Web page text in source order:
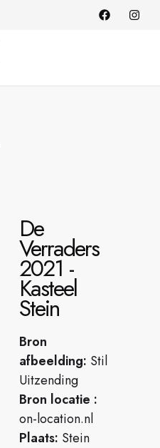
De
Verraders
2021 -
Kasteel
Stein
Bron
afbeelding: Stil
Uitzending
Bron locatie :
on-location.nl
Plaats: Stein